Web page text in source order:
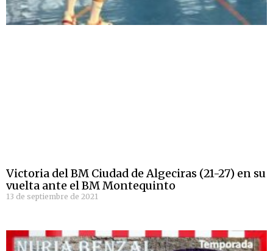
Victoria del BM Ciudad de Algeciras (21-27) en su
vuelta ante el BM Montequinto
13 de septiembre de 2021